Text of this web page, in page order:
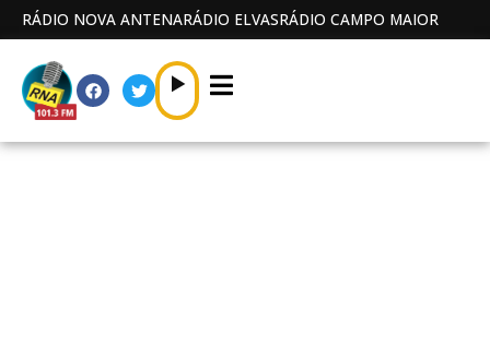
RÁDIO NOVA ANTENARÁDIO ELVASRÁDIO CAMPO MAIOR